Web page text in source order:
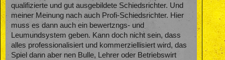
qualifizierte und gut ausgebildete Schiedsrichter. Und
meiner Meinung nach auch Profi-Schiedsrichter. Hier
muss es dann auch ein bewertzngs- und
Leumundsystem geben. Kann doch nicht sein, dass
alles professionalisiert und kommerziellisiert wird, das
Spiel dann aber nen Bulle, Lehrer oder Betriebswirt